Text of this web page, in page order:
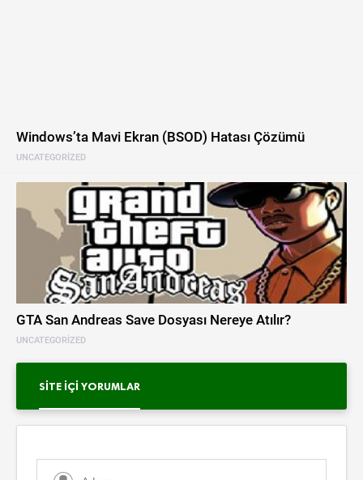
UNCATEGORIZED
Windows’ta Mavi Ekran (BSOD) Hatası Çözümü
UNCATEGORIZED
GTA San Andreas Save Dosyası Nereye Atılır?
SITE İÇI YORUMLAR